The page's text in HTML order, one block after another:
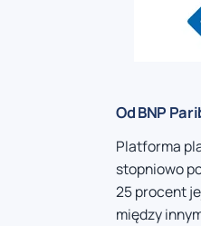
Od BNP
Platforma
stopniowo
25 procent
między